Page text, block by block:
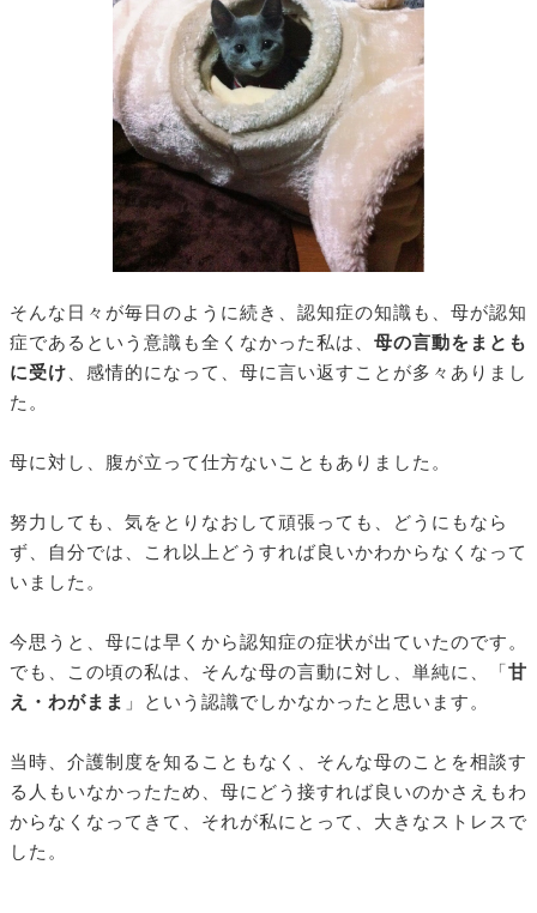
そんな日々が毎日のように続き、認知症の知識も、母が認知
症であるという意識も全くなかった私は、 母の言動をまとも
に受け、感情的になって、母に言い返すことが多々ありまし
た。
母に対し、腹が立って仕方ないこともありました。
努力しても、気をとりなおして頑張っても、どうにもなら
ず、自分では、これ以上どうすれば良いかわからなくなって
いました。
今思うと、母には早くから認知症の症状が出ていたのです。
でも、この頃の私は、そんな母の言動に対し、単純に、「 甘
え・わがまま 」という認識でしかなかったと思います。
当時、介護制度を知ることもなく、そんな母のことを相談す
る人もいなかったため、母にどう接すれば良いのかさえもわ
からなくなってきて、それが私にとって、大きなストレスで
した。